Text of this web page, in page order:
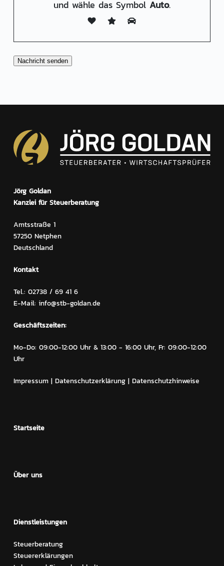
und wähle das SymbolAuto.
Jörg Goldan
Kanzlei für Steuerberatung
Amtsstraße 1
57250 Netphen
Deutschland
Kontakt
Tel.: 02738 / 69 41 6
E-Mail: info@stb-goldan.de
Geschäftszeiten:
Mo-Do: 09:00-12:00 Uhr & 13:00 - 16:00 Uhr, Fr: 09:00-12:00
Uhr
Impressum| Datenschutzerklärung| Datenschutzhinweise
Startseite
Über uns
Dienstleistungen
Steuerberatung
Steuererklärungen